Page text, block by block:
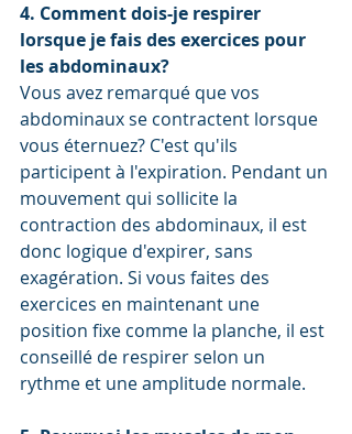
4. Comment dois-je respirer
lorsque je fais des exercices pour
les abdominaux?
Vous avez remarqué que vos
abdominaux se contractent lorsque
vous éternuez? C'est qu'ils
participent à l'expiration. Pendant un
mouvement qui sollicite la
contraction des abdominaux, il est
donc logique d'expirer, sans
exagération. Si vous faites des
exercices en maintenant une
position fixe comme la planche, il est
conseillé de respirer selon un
rythme et une amplitude normale.